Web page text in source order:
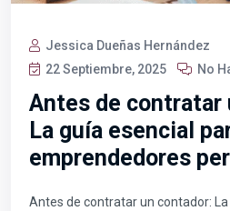
Jessica Dueñas Hernández
22 Septiembre, 2025
No
Antes de contratar
La guía esencial
emprendedores
Antes de contratar un contador: